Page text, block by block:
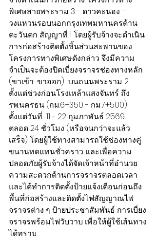
พิเศษสายพระราม 3 - ดาวคะนอง -
วงแหวนรอบนอกกรุงเทพมหานครด้าน
ตะวันตก สัญญาที่ 1 โดยผู้รับจ้างจะดำเนิน
การก่อสร้างติดตั้งชิ้นส่วนสะพานของ
โครงการทางพิเศษดังกล่าว จึงมีความ
จำเป็นจะต้องปิดเบี่ยงจราจรช่องทางหลัก
(ขาเข้า-ขาออก)  บนถนนพระราม 2
ตั้งแต่ช่วงก่อนโรงเหล้าแสงจันทร์ ถึง
รพ.นครธน (กม.6+350 - กม.7+500)
ตั้งแต่วันที่  11 - 22 กุมภาพันธ์ 2569
ตลอด 24 ชั่วโมง (หรือจนกว่าจะแล้ว
เสร็จ) โดยผู้ใช้ทางสามารถใช้ช่องทางคู่
ขนานทดแทนชั่วคราว และเพื่อความ
ปลอดภัยผู้รับจ้างได้จัดเจ้าหน้าที่อำนวย
ความสะดวกด้านการจราจรตลอดเวลา
และได้ทำการติดตั้งป้ายแจ้งเตือนก่อนถึง
พื้นที่ก่อสร้างและติดตั้งไฟสัญญาณไฟ
จราจรต่าง ๆ ป้ายประชาสัมพันธ์ การเบี่ยง
จราจรพร้อมไฟวับวาบ เพื่อให้ผู้ใช้เส้นทาง
ได้ทราบ